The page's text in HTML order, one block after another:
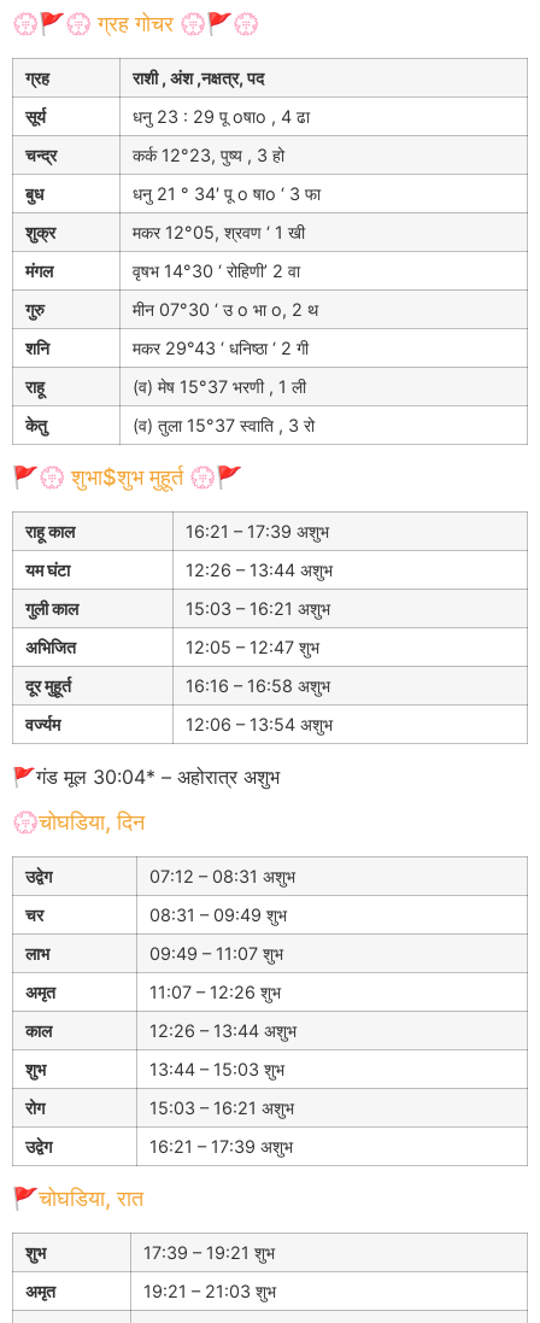
💮🚩💮 ग्रह गोचर 💮🚩💮
ग्रह
राशी , अंश ,नक्षत्र, पद
सूर्य
धनु 23 : 29 पू oषाo , 4 ढा
चन्द्र
कर्क 12°23, पुष्य , 3 हो
बुध
धनु 21 ° 34′ पू o षाo ‘ 3 फा
शुक्र
मकर 12°05, श्रवण ‘ 1 खी
मंगल
वृषभ 14°30 ‘ रोहिणी’ 2 वा
गुरु
मीन 07°30 ‘ उ o भा o, 2 थ
शनि
मकर 29°43 ‘ धनिष्ठा ‘ 2 गी
राहू
(व) मेष 15°37 भरणी , 1 ली
केतु
(व) तुला 15°37 स्वाति , 3 रो
🚩💮 शुभा$शुभ मुहूर्त 💮🚩
राहू काल
16:21 – 17:39 अशुभ
यम घंटा
12:26 – 13:44 अशुभ
गुली काल
15:03 – 16:21 अशुभ
अभिजित
12:05 – 12:47 शुभ
दूर मुहूर्त
16:16 – 16:58 अशुभ
वर्ज्यम
12:06 – 13:54 अशुभ
🚩गंड मूल 30:04* – अहोरात्र अशुभ
💮चोघडिया, दिन
उद्वेग
07:12 – 08:31 अशुभ
चर
08:31 – 09:49 शुभ
लाभ
09:49 – 11:07 शुभ
अमृत
11:07 – 12:26 शुभ
काल
12:26 – 13:44 अशुभ
शुभ
13:44 – 15:03 शुभ
रोग
15:03 – 16:21 अशुभ
उद्वेग
16:21 – 17:39 अशुभ
🚩चोघडिया, रात
शुभ
17:39 – 19:21 शुभ
अमृत
19:21 – 21:03 शुभ